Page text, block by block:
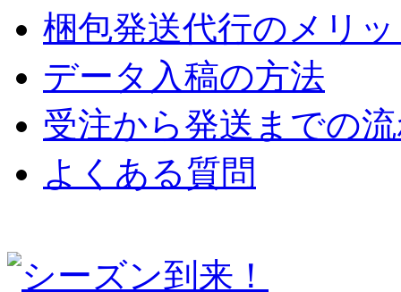
梱包発送代行のメリ
データ入稿の方法
受注から発送までの
よくある質問